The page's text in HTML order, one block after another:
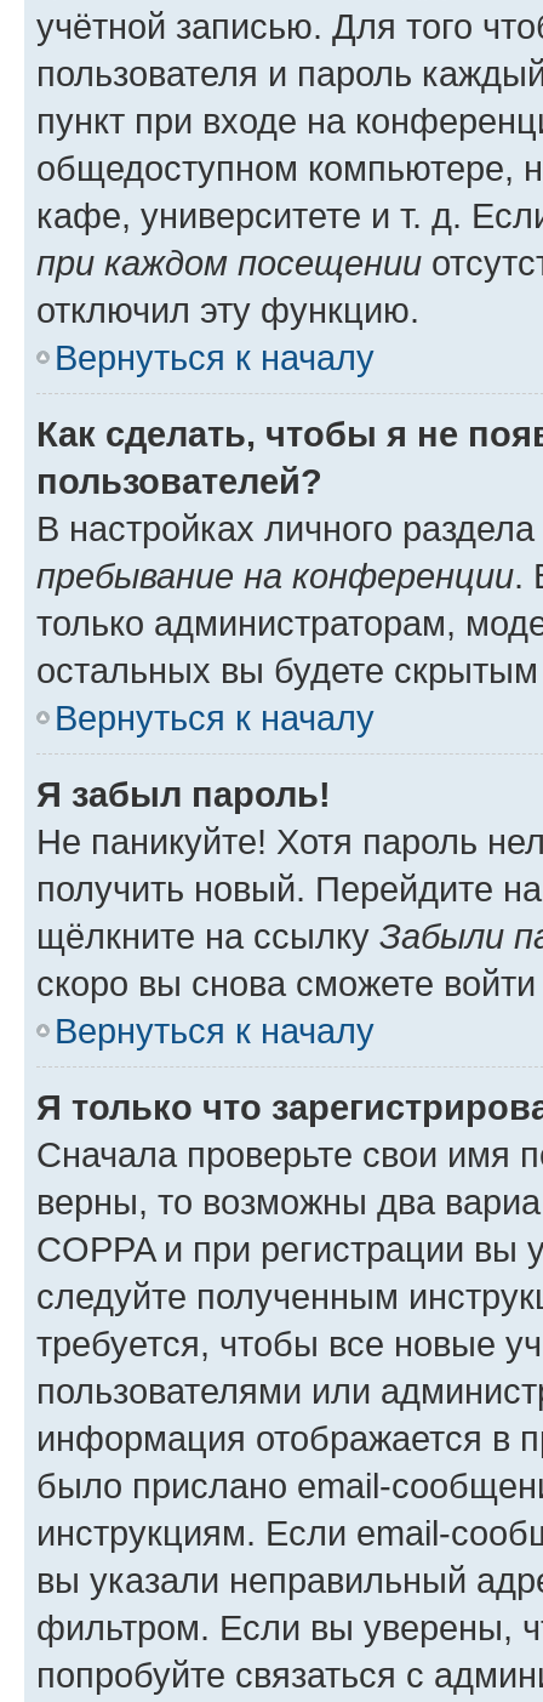
учётной записью. Для того
пользователя и пароль
пункт при входе на
общедоступном компьютере,
кафе, университете и т. д.
при каждом посещении
отключил эту функцию.
Вернуться к началу
Как сделать, чтобы я не
пользователей?
В настройках личного
пребывание на конференции.
только администраторам,
остальных вы будете
Вернуться к началу
Я забыл пароль!
Не паникуйте! Хотя пароль
получить новый. Перейдите
щёлкните на ссылку Забыли
скоро вы снова сможете
Вернуться к началу
Я только что
Сначала проверьте свои имя
верны, то возможны два
COPPA и при регистрации вы
следуйте полученным
требуется, чтобы все новые
пользователями или
информация отображается в
было прислано email-
инструкциям. Если email-
вы указали неправильный
фильтром. Если вы уверены,
попробуйте связаться с